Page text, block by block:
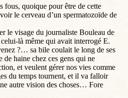
fous, quoique pour être de cette
le cerveau d’un spermatozoïde de
le visage du journaliste Bouleau de
là même qui avait interrogé E.
?… sa bile coulait le long de ses
haine chez ces gens qui ne
et veulent gérer nos vies comme
du temps tournent, et il va falloir
autre vision des choses… Fore